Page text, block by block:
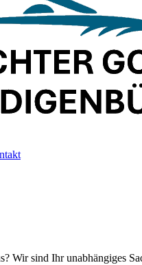
? Wir sind Ihr unabhängiges